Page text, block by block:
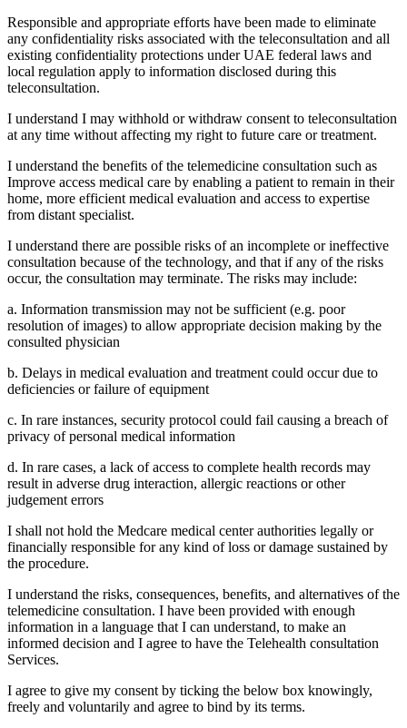
Responsible and appropriate efforts have been made to eliminate
any confidentiality risks associated with the teleconsultation and all
existing confidentiality protections under UAE federal laws and
local regulation apply to information disclosed during this
teleconsultation.
I understand I may withhold or withdraw consent to teleconsultation
at any time without affecting my right to future care or treatment.
I understand the benefits of the telemedicine consultation such as
Improve access medical care by enabling a patient to remain in their
home, more efficient medical evaluation and access to expertise
from distant specialist.
I understand there are possible risks of an incomplete or ineffective
consultation because of the technology, and that if any of the risks
occur, the consultation may terminate. The risks may include:
a. Information transmission may not be sufficient (e.g. poor
resolution of images) to allow appropriate decision making by the
consulted physician
b. Delays in medical evaluation and treatment could occur due to
deficiencies or failure of equipment
c. In rare instances, security protocol could fail causing a breach of
privacy of personal medical information
d. In rare cases, a lack of access to complete health records may
result in adverse drug interaction, allergic reactions or other
judgement errors
I shall not hold the Medcare medical center authorities legally or
financially responsible for any kind of loss or damage sustained by
the procedure.
I understand the risks, consequences, benefits, and alternatives of the
telemedicine consultation. I have been provided with enough
information in a language that I can understand, to make an
informed decision and I agree to have the Telehealth consultation
Services.
I agree to give my consent by ticking the below box knowingly,
freely and voluntarily and agree to bind by its terms.